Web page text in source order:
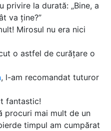
privire la durată: „Bine, a
va ține?”
Mirosul nu era nici
o astfel de curățare o
, l-am recomandat tuturor
fantastic!
procuri mai mult de un
timpul am cumpărat